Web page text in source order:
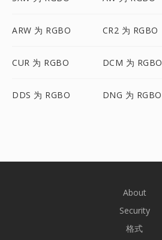
ARW 为 RGBO CR2 为 RGBO
CUR 为 RGBO DCM 为 RGBO
DDS 为 RGBO DNG 为 RGBO
About
Security
格式